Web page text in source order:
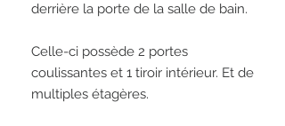
derrière la porte de la salle de bain.
Celle-ci possède 2 portes
coulissantes et 1 tiroir intérieur. Et de
multiples étagères.